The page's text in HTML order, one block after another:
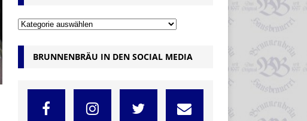
BRUNNENBRÄU IN DEN SOCIAL MEDIA